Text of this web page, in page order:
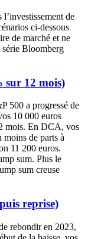
de
ci-dessous
de marché et ne
série Bloomberg
sur 12 mois)
500 a progressé de
10 000 euros
mois. En DCA, vos
moins de parts à
11 200 euros.
sum. Plus le
sum creuse
reprise)
rebondir en 2023,